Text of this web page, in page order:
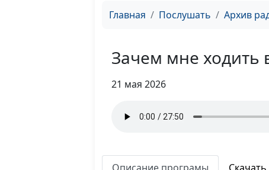
Главная Послушать Архив
Зачем мне ходить
21 мая 2026